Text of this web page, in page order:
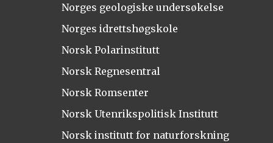
Norges geologiske undersøkelse
Norges idrettshøgskole
Norsk Polarinstitutt
Norsk Regnesentral
Norsk Romsenter
Norsk Utenrikspolitisk Institutt
Norsk institutt for naturforskning